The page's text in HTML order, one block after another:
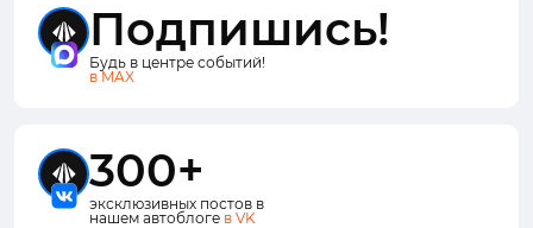
Подпишись!
Будь в центре событий!
в MAX
300+
эксклюзивных постов в
нашем автоблоге в VK